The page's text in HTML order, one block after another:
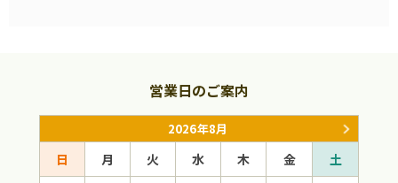
営業日のご案内
2026年8月
日 月 火 水 木 金
土